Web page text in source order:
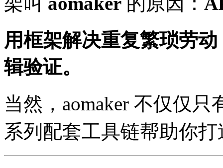
用框架解决重复繁琐劳
辑验证。
当然，aomaker 不仅仅
系列配套工具链帮助你打